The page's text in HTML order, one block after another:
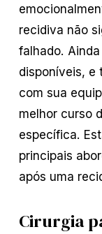
recidiva não
falhado.
disponíveis, e
com sua
melhor curso
específica.
principais
após uma
Cirurgia